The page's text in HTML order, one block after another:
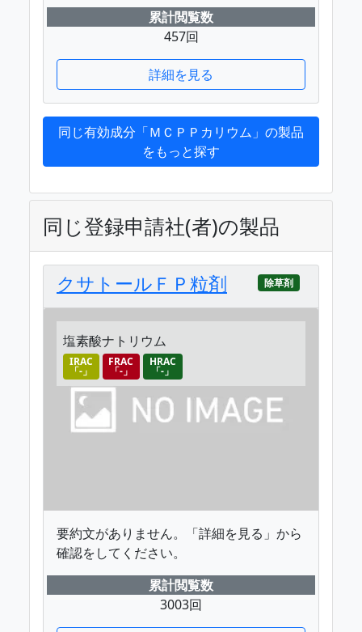
累計閲覧数
457回
詳細を見る
同じ有効成分「ＭＣＰＰカリウム」の製品
をもっと探す
同じ登録申請社(者)の製品
クサトールＦＰ粒剤 除草剤
塩素酸ナトリウム
IRAC
「-」
FRAC
「-」
HRAC
「-」
要約文がありません。「詳細を見る」から
確認をしてください。
累計閲覧数
3003回